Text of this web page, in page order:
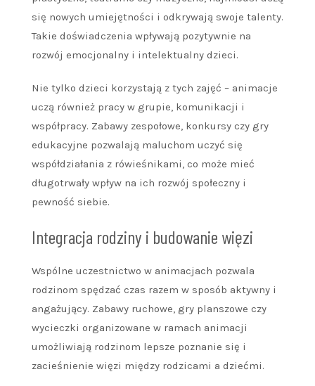
się nowych umiejętności i odkrywają swoje talenty.
Takie doświadczenia wpływają pozytywnie na
rozwój emocjonalny i intelektualny dzieci.
Nie tylko dzieci korzystają z tych zajęć – animacje
uczą również pracy w grupie, komunikacji i
współpracy. Zabawy zespołowe, konkursy czy gry
edukacyjne pozwalają maluchom uczyć się
współdziałania z rówieśnikami, co może mieć
długotrwały wpływ na ich rozwój społeczny i
pewność siebie.
Integracja rodziny i budowanie więzi
Wspólne uczestnictwo w animacjach pozwala
rodzinom spędzać czas razem w sposób aktywny i
angażujący. Zabawy ruchowe, gry planszowe czy
wycieczki organizowane w ramach animacji
umożliwiają rodzinom lepsze poznanie się i
zacieśnienie więzi między rodzicami a dziećmi.